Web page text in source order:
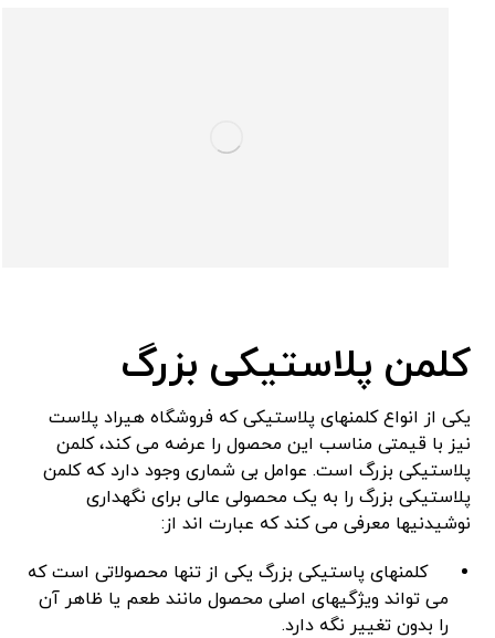
کلمن پلاستیکی بزرگ
یکی از انواع کلمنهای پلاستیکی که فروشگاه هیراد پلاست
نیز با قیمتی مناسب این محصول را عرضه می کند، کلمن
پلاستیکی بزرگ است. عوامل بی شماری وجود دارد که کلمن
پلاستیکی بزرگ را به یک محصولی عالی برای نگهداری
نوشیدنیها معرفی می کند که عبارت اند از:
کلمنهای پاستیکی بزرگ یکی از تنها محصولاتی است که
می تواند ویژگیهای اصلی محصول مانند طعم یا ظاهر آن
را بدون تغییر نگه دارد.